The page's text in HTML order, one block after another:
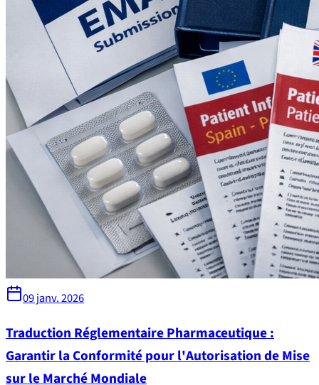
09 janv. 2026
Traduction Réglementaire Pharmaceutique :
Garantir la Conformité pour l'Autorisation de Mise
sur le Marché Mondiale